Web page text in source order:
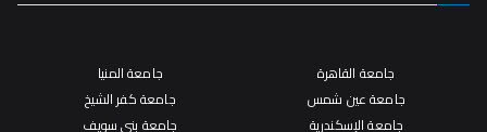
جامعة القاهرة
جامعة عين شمس
جامعة الإسكندرية
جامعة المنيا
جامعة كفر الشيخ
جامعة بني سويف